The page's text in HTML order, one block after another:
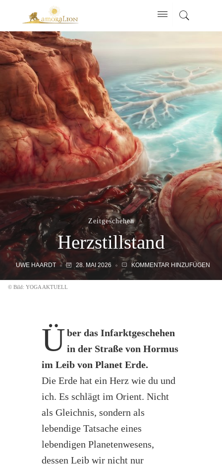
Zeitgeschehen
Herzstillstand
UWE HAARDT 28. MAI 2026 KOMMENTAR HINZUFÜGEN
© Bild: YOGA AKTUELL
Über das Infarktgeschehen
in der Straße von Hormus
im Leib von Planet Erde.
Die Erde hat ein Herz wie du und
ich. Es schlägt im Orient. Nicht
als Gleichnis, sondern als
lebendige Tatsache eines
lebendigen Planetenwesens,
dessen Leib wir nicht nur